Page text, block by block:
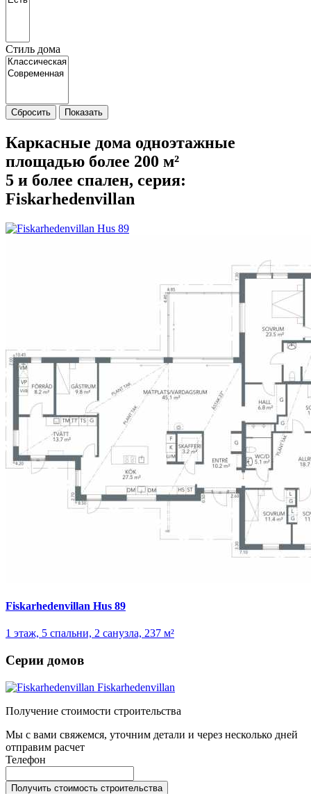
Стиль дома
Сбросить Показать
Каркасные дома одноэтажные
площадью более 200 м²
5 и более спален, cерия:
Fiskarhedenvillan
Fiskarhedenvillan Hus 89
1 этаж, 5 спальни, 2 санузла, 237 м²
Серии домов
Fiskarhedenvillan
Получение стоимости строительства
Мы с вами свяжемся, уточним детали и через несколько дней
отправим расчет
Телефон
Получить стоимость строительства